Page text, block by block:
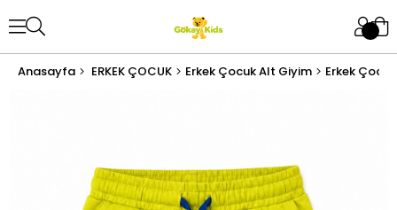
Anasayfa ERKEK ÇOCUK Erkek Çocuk Alt Giyim Erkek